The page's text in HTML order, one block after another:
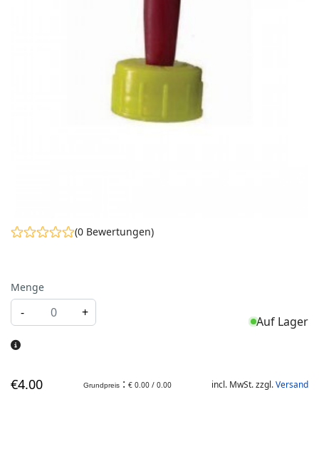
(0 Bewertungen)
Menge
- +
Auf Lager
€4.00 Grundpreis : € 0.00 / 0.00 incl. MwSt. zzgl.Versand